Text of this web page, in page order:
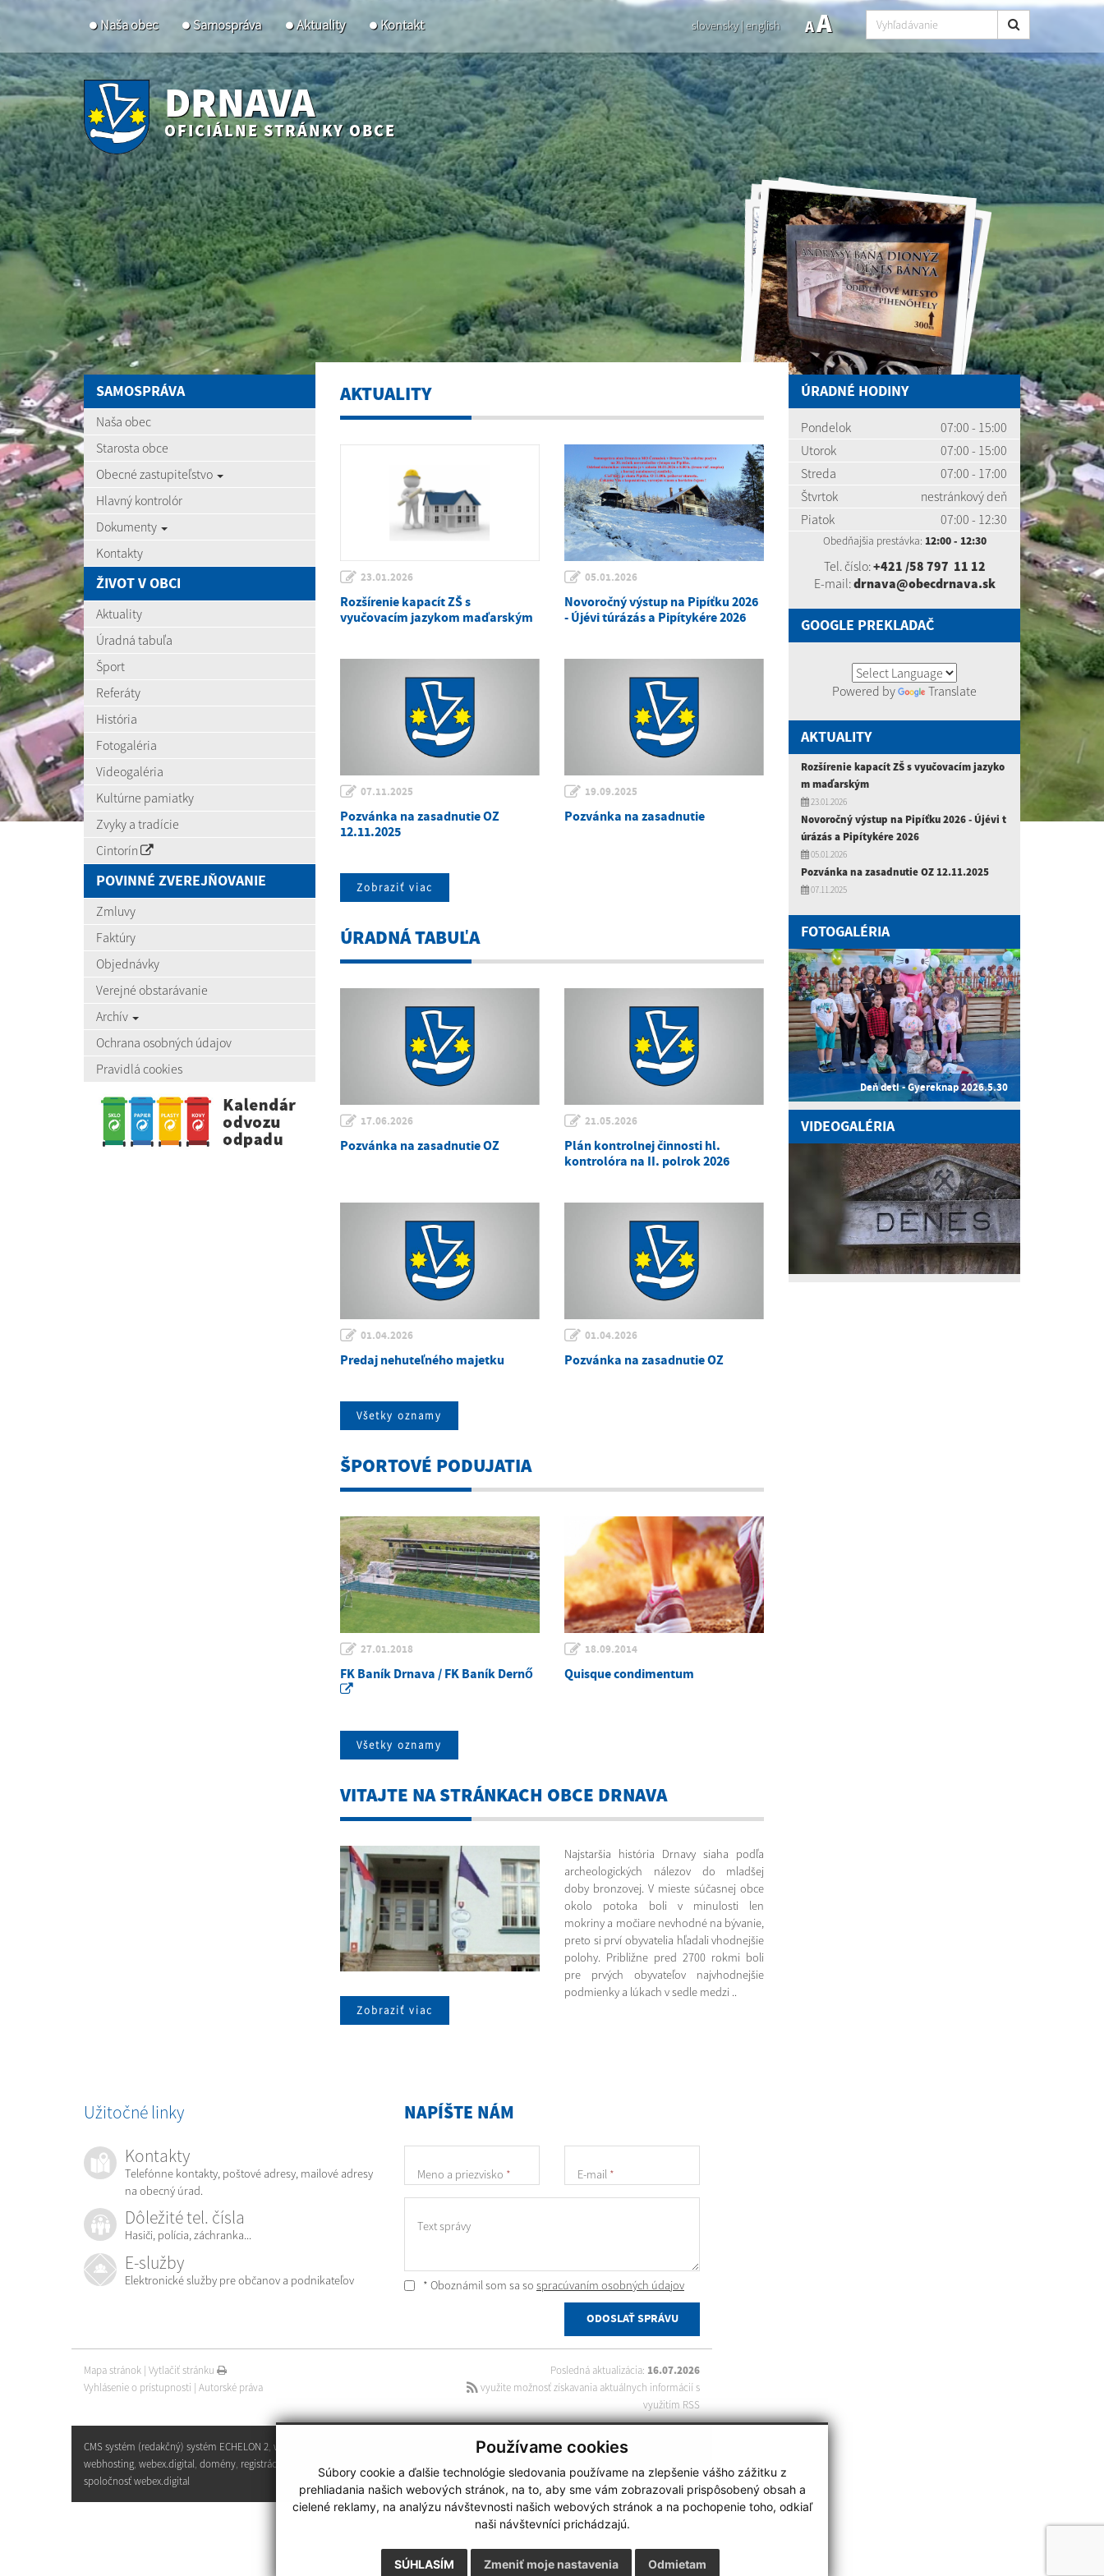
Používame cookies
Súbory cookie a ďalšie technológie sledovania používame na zlepšenie vášho zážitku z
prehliadania našich webových stránok, na to, aby sme vám zobrazovali prispôsobený obsah a
cielené reklamy, na analýzu návštevnosti našich webových stránok a na pochopenie toho, odkiaľ
naši návštevníci prichádzajú.
SÚHLASÍM Odmietam
Zmeniť moje nastavenia
Naša obec Samospráva Aktuality Kontakt slovensky|english AA
DRNAVA
OFICIÁLNE STRÁNKY OBCE
SAMOSPRÁVA
Naša obec
Starosta obce
Obecné zastupiteľstvo
Hlavný kontrolór
Dokumenty
Kontakty
ŽIVOT V OBCI
Aktuality
Úradná tabuľa
Šport
Referáty
História
Fotogaléria
Videogaléria
Kultúrne pamiatky
Zvyky a tradície
Cintorín
POVINNÉ ZVEREJŇOVANIE
Zmluvy
Faktúry
Objednávky
Verejné obstarávanie
Archív
Ochrana osobných údajov
Pravidlá cookies
AKTUALITY
23.01.2026
Rozšírenie kapacít ZŠ s
vyučovacím jazykom maďarským
05.01.2026
Novoročný výstup na Pipíťku 2026
- Újévi túrázás a Pipítykére 2026
07.11.2025
Pozvánka na zasadnutie OZ
12.11.2025
19.09.2025
Pozvánka na zasadnutie
Zobraziť viac
ÚRADNÁ TABUĽA
17.06.2026
Pozvánka na zasadnutie OZ
21.05.2026
Plán kontrolnej činnosti hl.
kontrolóra na II. polrok 2026
01.04.2026
Predaj nehuteľného majetku
01.04.2026
Pozvánka na zasadnutie OZ
Všetky oznamy
ŠPORTOVÉ PODUJATIA
27.01.2018
FK Baník Drnava / FK Baník Dernő
18.09.2014
Quisque condimentum
Všetky oznamy
VITAJTE NA STRÁNKACH OBCE DRNAVA
Najstaršia história Drnavy siaha podľa
archeologických nálezov do mladšej
doby bronzovej. V mieste súčasnej obce
okolo potoka boli v minulosti len
mokriny a močiare nevhodné na bývanie,
preto si prví obyvatelia hľadali vhodnejšie
polohy. Približne pred 2700 rokmi boli
pre prvých obyvateľov najvhodnejšie
podmienky a lúkach v sedle medzi ..
Zobraziť viac
ÚRADNÉ HODINY
Pondelok
07:00 - 15:00
Utorok
07:00 - 15:00
Streda
07:00 - 17:00
Štvrtok
nestránkový deň
Piatok
07:00 - 12:30
Obedňajšia prestávka: 12:00 - 12:30
Tel. číslo:+421 /58 797 11 12
E-mail:drnava@obecdrnava.sk
GOOGLE PREKLADAČ
Powered by Translate
AKTUALITY
Rozšírenie kapacít ZŠ s vyučovacím jazyko
m maďarským
23.01.2026
Novoročný výstup na Pipíťku 2026 - Újévi t
úrázás a Pipítykére 2026
05.01.2026
Pozvánka na zasadnutie OZ 12.11.2025
07.11.2025
FOTOGALÉRIA
Deň deti - Gyereknap 2026.5.30
VIDEOGALÉRIA
NAPÍŠTE NÁM
Meno a priezvisko * E-mail *
Text správy
* Oboznámil som sa so spracúvaním osobných údajov
ODOSLAŤ SPRÁVU
Užitočné linky
Kontakty
Telefónne kontakty, poštové adresy, mailové adresy
na obecný úrad.
Dôležité tel. čísla
Hasiči, polícia, záchranka...
E-služby
Elektronické služby pre občanov a podnikateľov
Posledná aktualizácia: 16.07.2026
využite možnosť získavania aktuálnych informácií s
využitím RSS
Mapa stránok | Vytlačiť stránku
Vyhlásenie o prístupnosti | Autorské práva
technický prevádzkovateľ
CMS systém (redakčný) systém ECHELON 2, web portál
webhosting, webex.digital, domény, registrácia domény
spoločnosť webex.digital